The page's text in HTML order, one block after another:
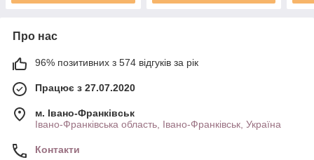
Про нас
96% позитивних з 574 відгуків за рік
Працює з 27.07.2020
м. Івано-Франківськ
Івано-Франківська область, Івано-Франківськ, Україна
Контакти